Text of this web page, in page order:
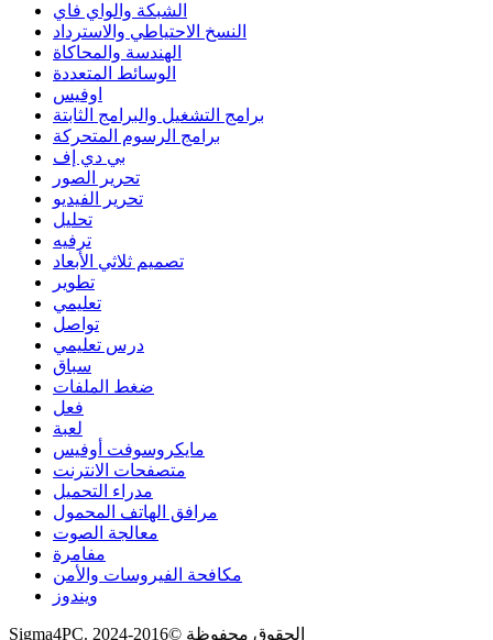
الشبكة والواي فاي
النسخ الاحتياطي والاسترداد
الهندسة والمحاكاة
الوسائط المتعددة
اوفيس
برامج التشغيل والبرامج الثابتة
برامج الرسوم المتحركة
بي دي إف
تحرير الصور
تحرير الفيديو
تحليل
ترفيه
تصميم ثلاثي الأبعاد
تطوير
تعليمي
تواصل
درس تعليمي
سباق
ضغط الملفات
فعل
لعبة
مايكروسوفت أوفيس
متصفحات الانترنت
مدراء التحميل
مرافق الهاتف المحمول
معالجة الصوت
مفامرة
مكافحة الفيروسات والأمن
ويندوز
Sigma4PC. الحقوق محفوظة ©2016-2024